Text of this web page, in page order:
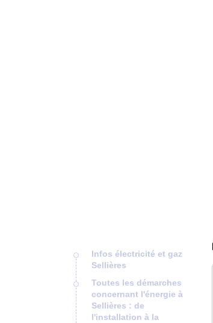
Infos électricité et gaz
Sellières
Toutes les démarches
concernant l'énergie à
Sellières : de
l'installation à la